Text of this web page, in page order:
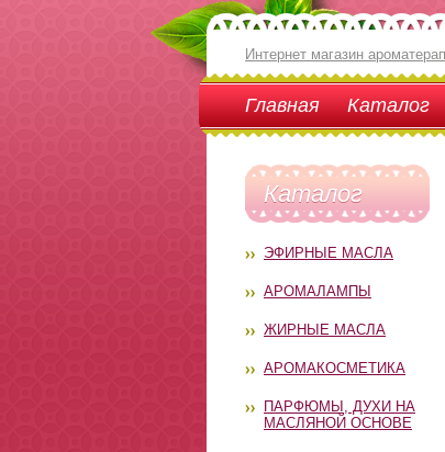
Интернет магазин
Главная Каталог
Каталог
ЭФИРНЫЕ МАСЛА
АРОМАЛАМПЫ
ЖИРНЫЕ МАСЛА
АРОМАКОСМЕТИКА
ПАРФЮМЫ, ДУХИ НА
МАСЛЯНОЙ ОСНОВЕ